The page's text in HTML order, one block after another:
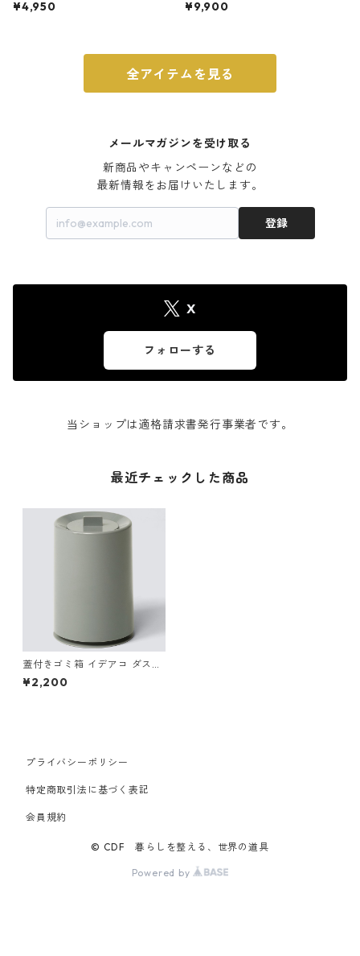
ト 3号 ブラック
¥4,950
m ガス火・IH対応 鉄フライパン
¥9,900
全アイテムを見る
メールマガジンを受け取る
新商品やキャンペーンなどの
最新情報をお届けいたします。
登録
X
フォローする
当ショップは適格請求書発行事業者です。
最近チェックした商品
蓋付きゴミ箱 イデアコ ダスト
ボックス ideaco mini TUBEL
OR with Lid アッシュグレー
¥2,200
プライバシーポリシー
特定商取引法に基づく表記
会員規約
© CDF 暮らしを整える、世界の道具
Powered by